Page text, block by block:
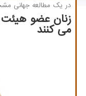
در یك مطالعه جهانی
زنان عضو
می کنند